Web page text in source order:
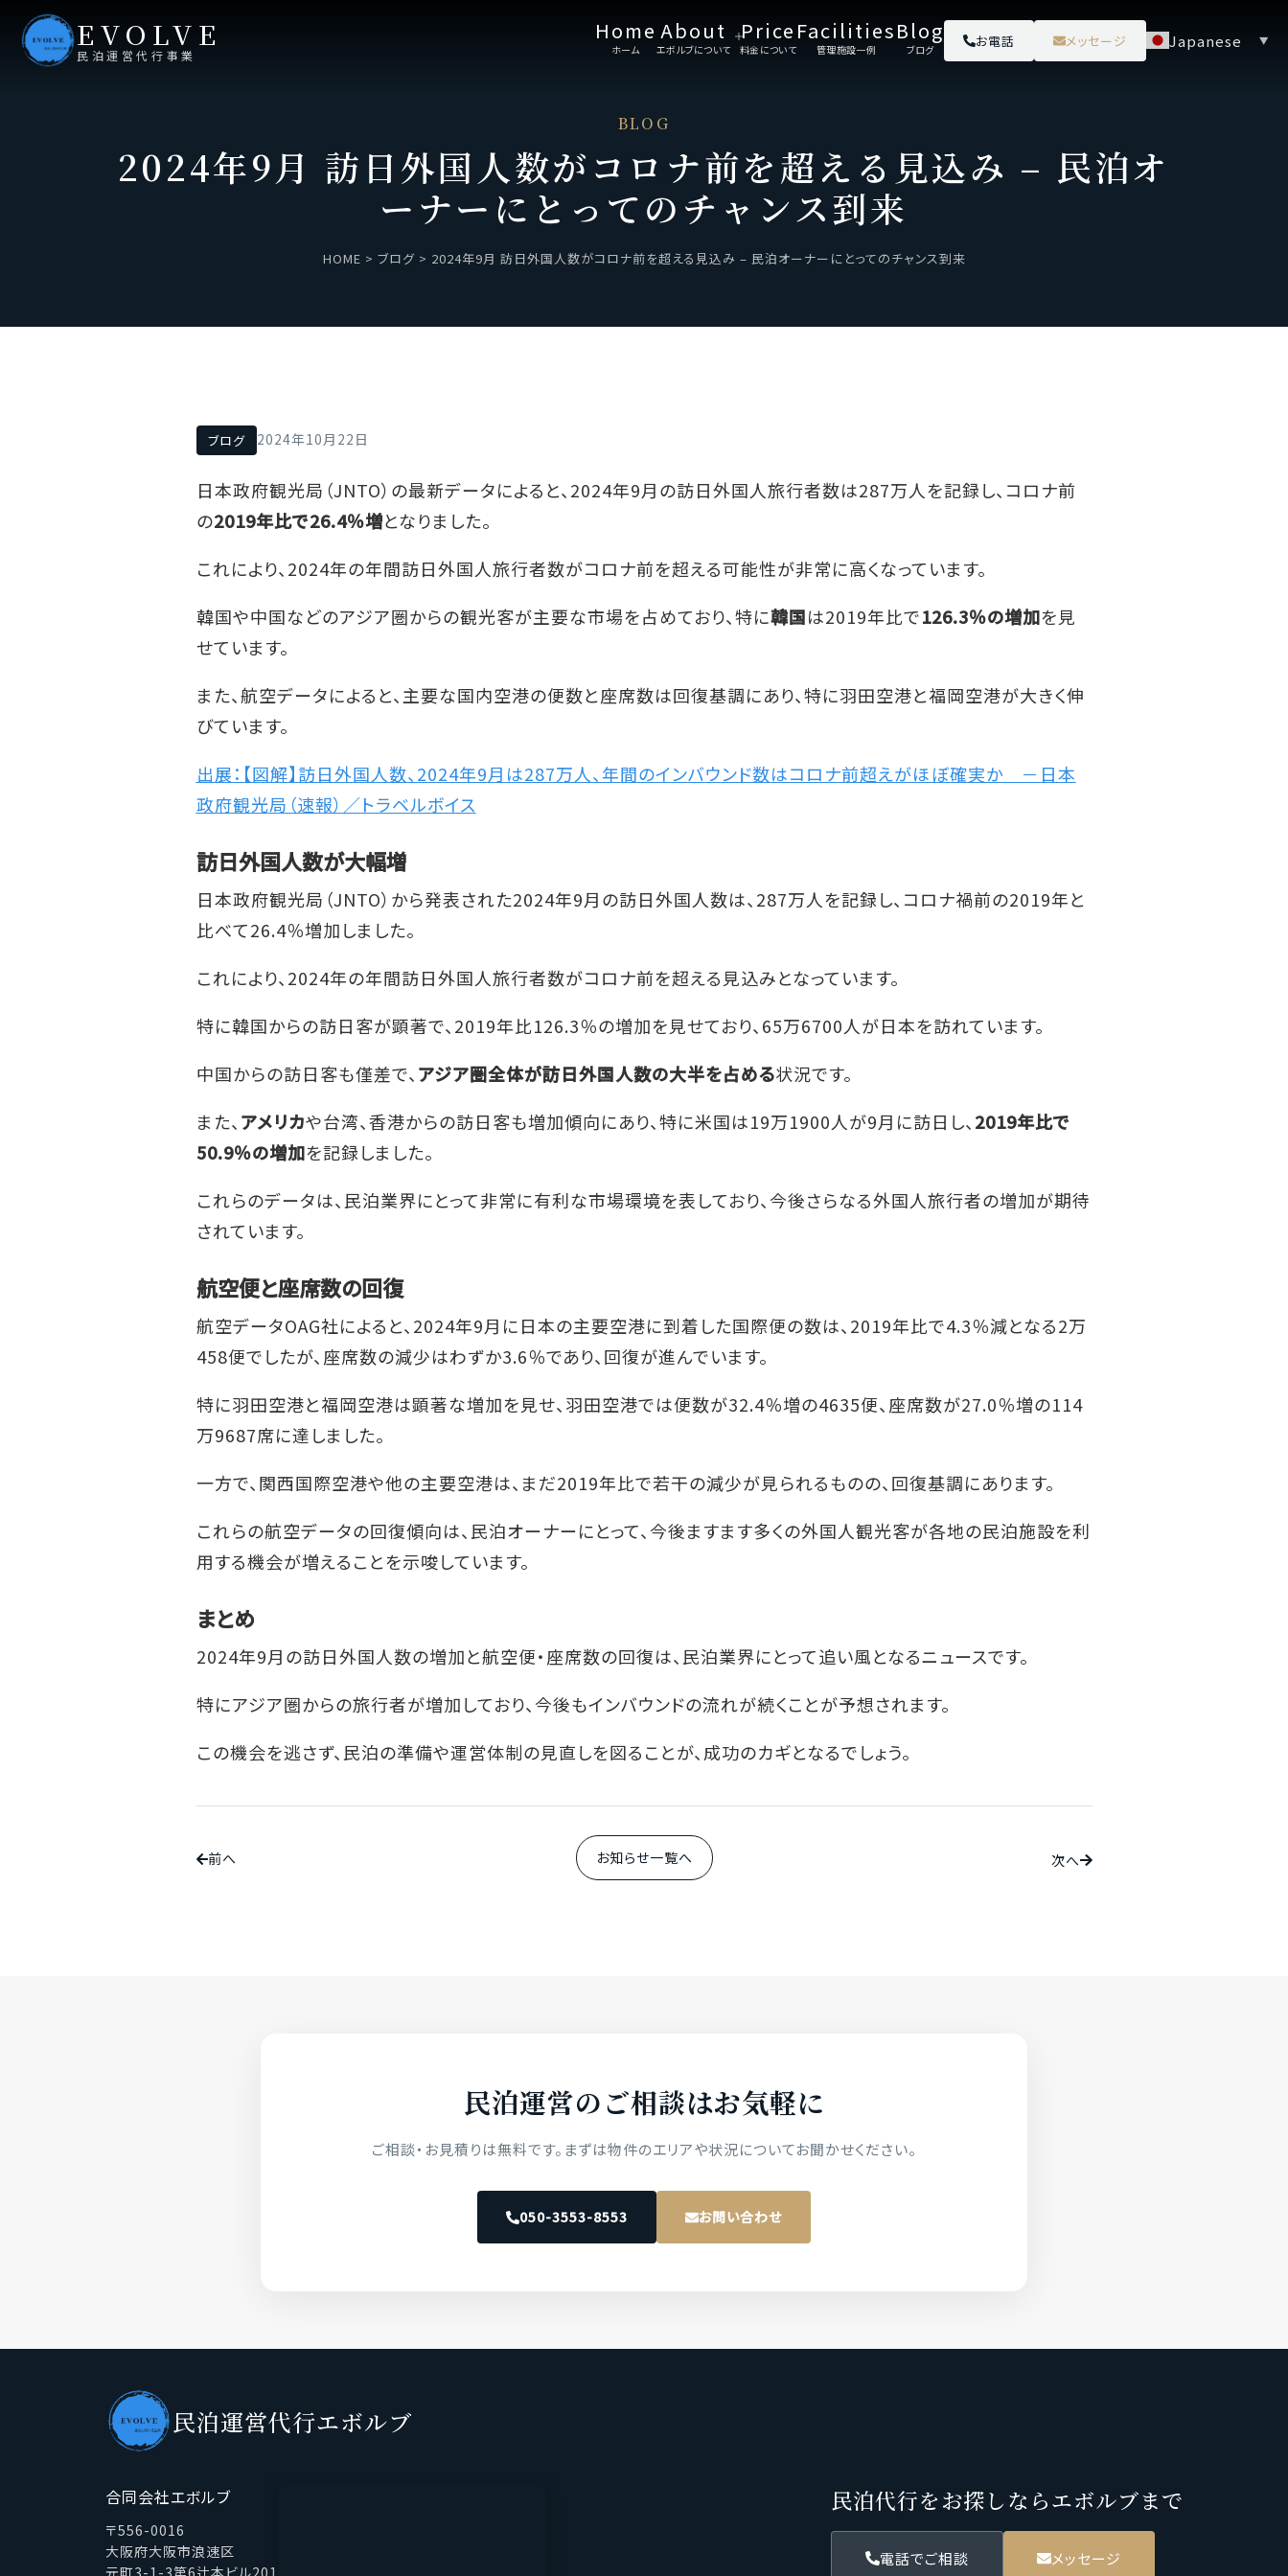
EVOLVE
民泊運営代行事業
Home
ホーム
About
エボルブについて
Price
料金について
Facilities
管理施設一例
Blog
ブログ お電話 メッセージ Japanese ▼
BLOG
2024年9月 訪日外国人数がコロナ前を超える見込み – 民泊オ
ーナーにとってのチャンス到来
HOME > ブログ> 2024年9月 訪日外国人数がコロナ前を超える見込み – 民泊オーナーにとってのチャンス到来
ブログ 2024年10月22日
日本政府観光局（JNTO）の最新データによると、2024年9月の訪日外国人旅行者数は287万人を記録し、コロナ前
の2019年比で26.4％増となりました。
これにより、2024年の年間訪日外国人旅行者数がコロナ前を超える可能性が非常に高くなっています。
韓国や中国などのアジア圏からの観光客が主要な市場を占めており、特に韓国は2019年比で126.3％の増加を見
せています。
また、航空データによると、主要な国内空港の便数と座席数は回復基調にあり、特に羽田空港と福岡空港が大きく伸
びています。
出展：【図解】訪日外国人数、2024年9月は287万人、年間のインバウンド数はコロナ前超えがほぼ確実か －日本
政府観光局（速報）／トラベルボイス
訪日外国人数が大幅増
日本政府観光局（JNTO）から発表された2024年9月の訪日外国人数は、287万人を記録し、コロナ禍前の2019年と
比べて26.4％増加しました。
これにより、2024年の年間訪日外国人旅行者数がコロナ前を超える見込みとなっています。
特に韓国からの訪日客が顕著で、2019年比126.3％の増加を見せており、65万6700人が日本を訪れています。
中国からの訪日客も僅差で、 アジア圏全体が訪日外国人数の大半を占める状況です。
また、 アメリカや台湾、香港からの訪日客も増加傾向にあり、特に米国は19万1900人が9月に訪日し、 2019年比で
50.9％の増加を記録しました。
これらのデータは、民泊業界にとって非常に有利な市場環境を表しており、今後さらなる外国人旅行者の増加が期待
されています。
航空便と座席数の回復
航空データOAG社によると、2024年9月に日本の主要空港に到着した国際便の数は、2019年比で4.3％減となる2万
458便でしたが、座席数の減少はわずか3.6％であり、回復が進んでいます。
特に羽田空港と福岡空港は顕著な増加を見せ、羽田空港では便数が32.4％増の4635便、座席数が27.0％増の114
万9687席に達しました。
一方で、関西国際空港や他の主要空港は、まだ2019年比で若干の減少が見られるものの、回復基調にあります。
これらの航空データの回復傾向は、民泊オーナーにとって、今後ますます多くの外国人観光客が各地の民泊施設を利
用する機会が増えることを示唆しています。
まとめ
2024年9月の訪日外国人数の増加と航空便・座席数の回復は、民泊業界にとって追い風となるニュースです。
特にアジア圏からの旅行者が増加しており、今後もインバウンドの流れが続くことが予想されます。
この機会を逃さず、民泊の準備や運営体制の見直しを図ることが、成功のカギとなるでしょう。
前へ お知らせ一覧へ 次へ
民泊運営のご相談はお気軽に
ご相談・お見積りは無料です。まずは物件のエリアや状況についてお聞かせください。
050-3553-8553 お問い合わせ
民泊運営代行エボルブ
合同会社エボルブ
〒556-0016
大阪府大阪市浪速区
元町3-1-3第6辻本ビル201
民泊代行をお探しならエボルブまで
電話でご相談 メッセージ